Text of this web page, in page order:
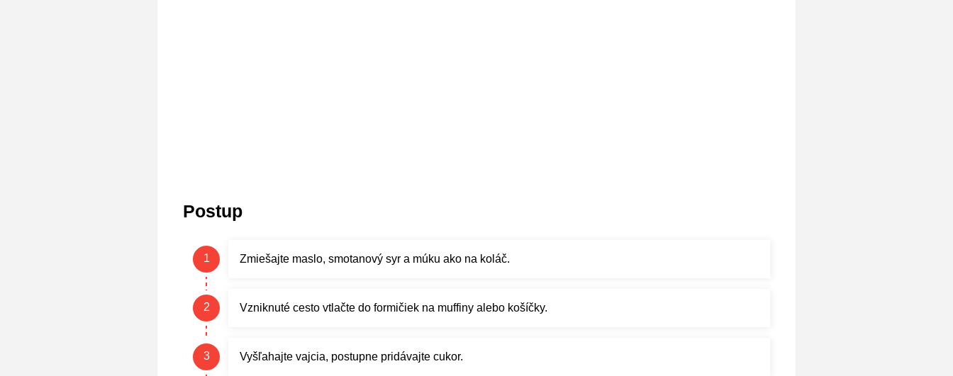
Postup
Zmiešajte maslo, smotanový syr a múku ako na koláč.
Vzniknuté cesto vtlačte do formičiek na muffiny alebo košíčky.
Vyšľahajte vajcia, postupne pridávajte cukor.